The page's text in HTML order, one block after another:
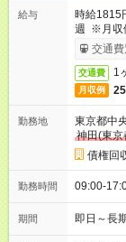
給与
時給1815
週 ※月収
ービス利
交通費
交通費 1
月収例
勤務地
東京都中
神田(東京
債権回
勤務時間 09:00-
期間 即日～長